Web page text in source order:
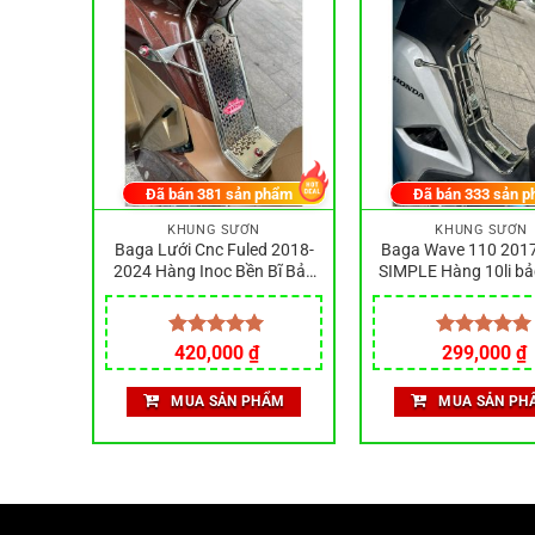
KHUNG SƯỜN
Baga Lưới Cnc Fuled 2018-
2024 Hàng Inoc Bền Bĩ Bảo
Hành Rỉ Sét
Được xếp
hạng5.00
5 sao
420,000₫
Đã bán 381 sản phẩm
MUA SẢN PHẨM
KHUNG SƯỜN
Baga Wave 110
SIMPLE Hàng 10li
rỏ sét
Được xếp
hạng5.00
5 sao
299,000₫
Đã bán 333sản
MUA SẢN